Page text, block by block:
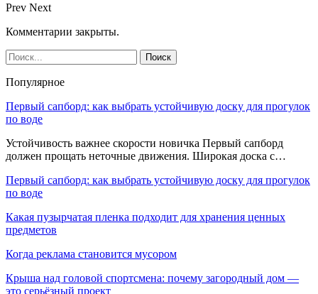
Prev Next
Комментарии закрыты.
Популярное
Первый сапборд: как выбрать устойчивую доску для прогулок
по воде
Устойчивость важнее скорости новичка Первый сапборд
должен прощать неточные движения. Широкая доска с…
Первый сапборд: как выбрать устойчивую доску для прогулок
по воде
Какая пузырчатая пленка подходит для хранения ценных
предметов
Когда реклама становится мусором
Крыша над головой спортсмена: почему загородный дом —
это серьёзный проект